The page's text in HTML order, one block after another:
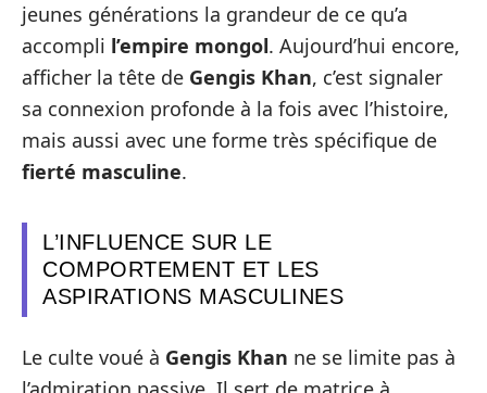
jeunes générations la grandeur de ce qu’a
accompli l’empire mongol. Aujourd’hui encore,
afficher la tête de Gengis Khan, c’est signaler
sa connexion profonde à la fois avec l’histoire,
mais aussi avec une forme très spécifique de
fierté masculine.
L’INFLUENCE SUR LE
COMPORTEMENT ET LES
ASPIRATIONS MASCULINES
Le culte voué à Gengis Khan ne se limite pas à